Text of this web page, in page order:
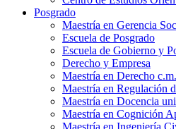
Posgrado
Maestría en Gerencia
Escuela de Posgrado
Escuela de Gobierno y
Derecho y Empresa
Maestría en Derecho
Maestría en Regulación
Maestría en Docencia
Maestría en Cognición
Maestría en Ingeniería